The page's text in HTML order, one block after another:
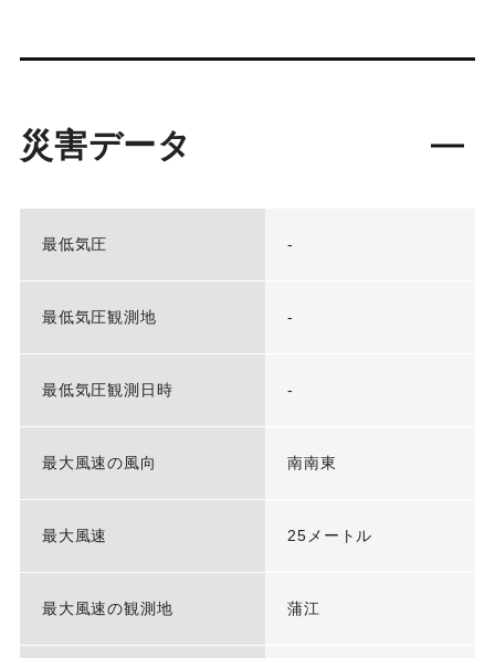
災害データ
最低気圧 -
最低気圧観測地 -
最低気圧観測日時 -
最大風速の風向 南南東
最大風速 25メートル
最大風速の観測地 蒲江